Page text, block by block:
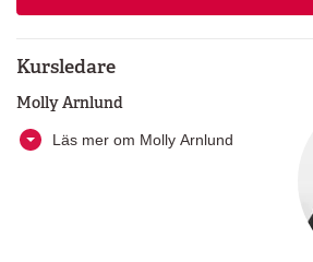
Kursledare
Molly Arnlund
Läs mer om Molly Arnlund